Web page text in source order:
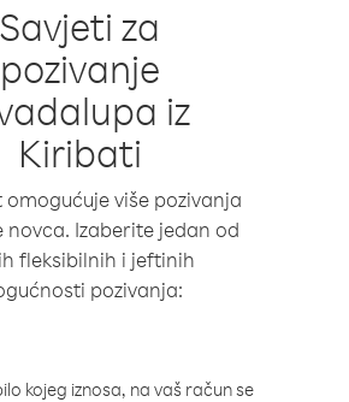
Savjeti za
pozivanje
iz
Kiribati
omogućuje više pozivanja
novca. Izaberite jedan od
fleksibilnih i jeftinih
pozivanja:
kojeg iznosa, na vaš račun se